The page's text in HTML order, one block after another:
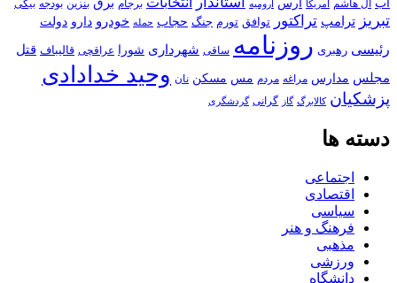
آل هاشم آمریکا ارس ارومیه برجام بنزین بودجه بیگی
تبریز ترامپ تراکتور توافق تورم جنگ حجاب حمله خودرو دارو دولت
رئیسی رهبری روزنامه ساقی شهرداری شورا عراقچی قالیباف قتل
مجلس مدارس مراغه مردم مس مسکن نان وحید خدادادی
پزشکیان کالابرگ گاز گرانی گردشگری
دسته ها
اجتماعی
اقتصادی
سیاسی
فرهنگ و هنر
مذهبی
ورزشی
دانشگاه